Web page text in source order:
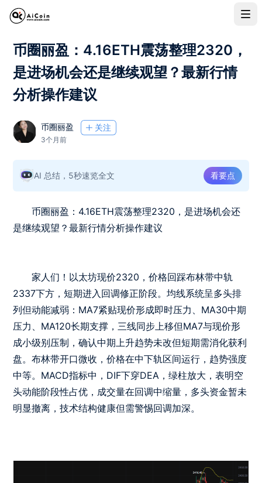
币圈丽盈：4.16ETH震荡整理2320，
是进场机会还是继续观望？最新行情
分析操作建议
币圈丽盈 关注
3个月前
AI 总结，5秒速览全文 看要点
币圈丽盈：4.16ETH震荡整理2320，是进场机会还
是继续观望？最新行情分析操作建议
家人们！以太坊现价2320，价格回踩布林带中轨
2337下方，短期进入回调修正阶段。均线系统呈多头排
列但动能减弱：MA7紧贴现价形成即时压力、MA30中期
压力、MA120长期支撑，三线同步上移但MA7与现价形
成小级别压制，确认中期上升趋势未改但短期需消化获利
盘。布林带开口微收，价格在中下轨区间运行，趋势强度
中等。MACD指标中，DIF下穿DEA，绿柱放大，表明空
头动能阶段性占优，成交量在回调中缩量，多头资金暂未
明显撤离，技术结构健康但需警惕回调加深。